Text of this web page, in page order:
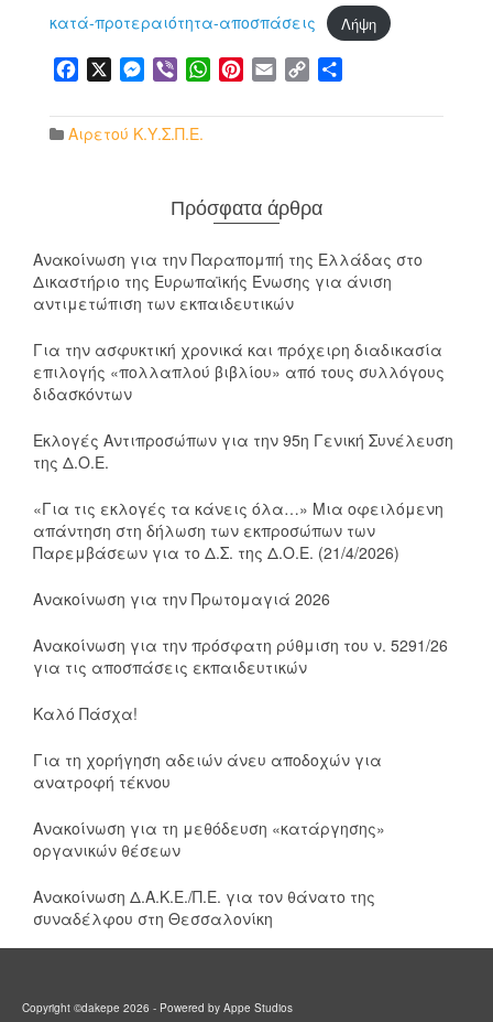
κατά-προτεραιότητα-αποσπάσεις Λήψη
Facebook Messenger
Viber WhatsApp
Pinterest
Email Copy
Αιρετού Κ.Υ.Σ.Π.Ε.
Πρόσφατα άρθρα
Ανακοίνωση για την Παραπομπή της Ελλάδας στο
Δικαστήριο της Ευρωπαϊκής Ένωσης για άνιση
αντιμετώπιση των εκπαιδευτικών
Για την ασφυκτική χρονικά και πρόχειρη διαδικασία
επιλογής «πολλαπλού βιβλίου» από τους συλλόγους
διδασκόντων
Εκλογές Αντιπροσώπων για την 95η Γενική Συνέλευση
της Δ.Ο.Ε.
«Για τις εκλογές τα κάνεις όλα…» Μια οφειλόμενη
απάντηση στη δήλωση των εκπροσώπων των
Παρεμβάσεων για το Δ.Σ. της Δ.Ο.Ε. (21/4/2026)
Ανακοίνωση για την Πρωτομαγιά 2026
Ανακοίνωση για την πρόσφατη ρύθμιση του ν. 5291/26
για τις αποσπάσεις εκπαιδευτικών
Καλό Πάσχα!
Για τη χορήγηση αδειών άνευ αποδοχών για
ανατροφή τέκνου
Ανακοίνωση για τη μεθόδευση «κατάργησης»
οργανικών θέσεων
Ανακοίνωση Δ.Α.Κ.Ε./Π.Ε. για τον θάνατο της
συναδέλφου στη Θεσσαλονίκη
Copyright ©dakepe 2026 - Powered by Appe Studios